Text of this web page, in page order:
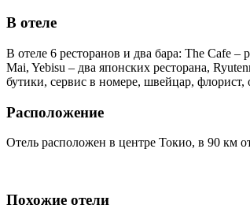
В отеле
В отеле 6 ресторанов и два бара: The Cafe
Mai, Yebisu – два японских ресторана,
бутики, сервис в номере, швейцар,
Расположение
Отель расположен в центре Токио, в 90 км
Похожие отели